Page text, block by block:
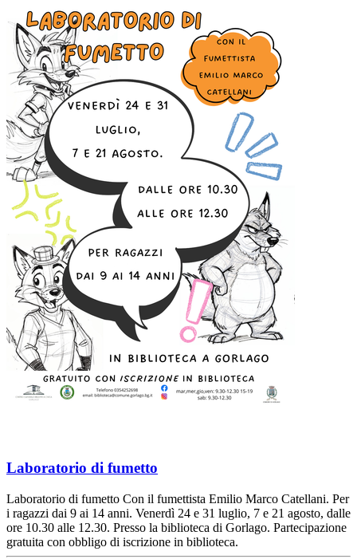
Laboratorio di fumetto
Laboratorio di fumetto Con il fumettista Emilio Marco Catellani. Per
i ragazzi dai 9 ai 14 anni. Venerdì 24 e 31 luglio, 7 e 21 agosto, dalle
ore 10.30 alle 12.30. Presso la biblioteca di Gorlago. Partecipazione
gratuita con obbligo di iscrizione in biblioteca.